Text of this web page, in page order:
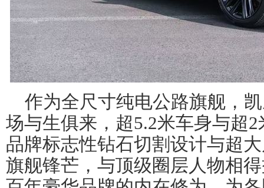
作为全尺寸纯电公路旗舰，
场与生俱来，超5.2米车身与超
品牌标志性钻石切割设计与超
旗舰锋芒，与顶级圈层人物相